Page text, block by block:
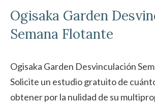
Ogisaka Garden
Semana Flotante
Ogisaka Garden Desvinculación
Solicite un estudio gratuito de
obtener por la nulidad de su